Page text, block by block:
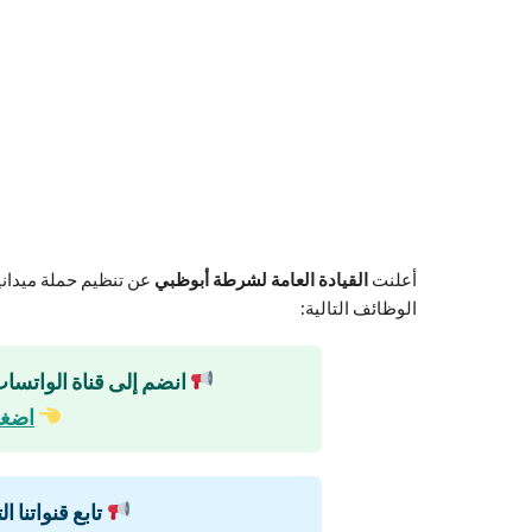
أعلنت القيادة العامة لشرطة أبوظبي عن تنظيم حملة
الوظائف التالية:
انضم إلى قناة
تابع